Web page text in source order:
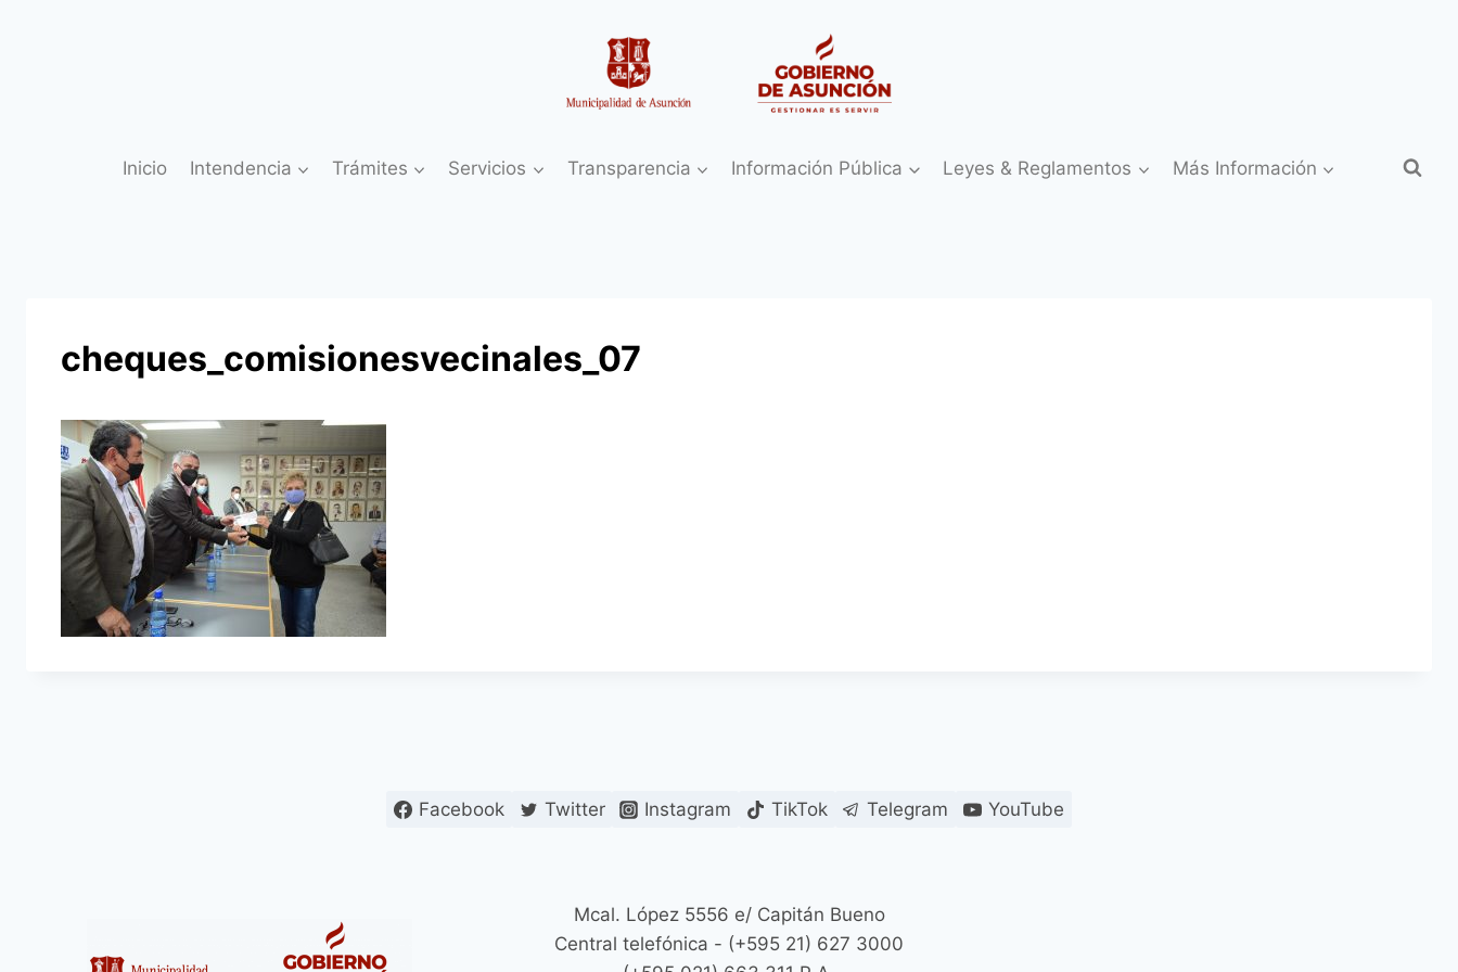
Inicio Intendencia Trámites Servicios Transparencia Información Pública Leyes & Reglamentos Más Información
cheques_comisionesvecinales_07
Facebook Twitter Instagram TikTok Telegram YouTube
Mcal. López 5556 e/ Capitán Bueno
Central telefónica - (+595 21) 627 3000